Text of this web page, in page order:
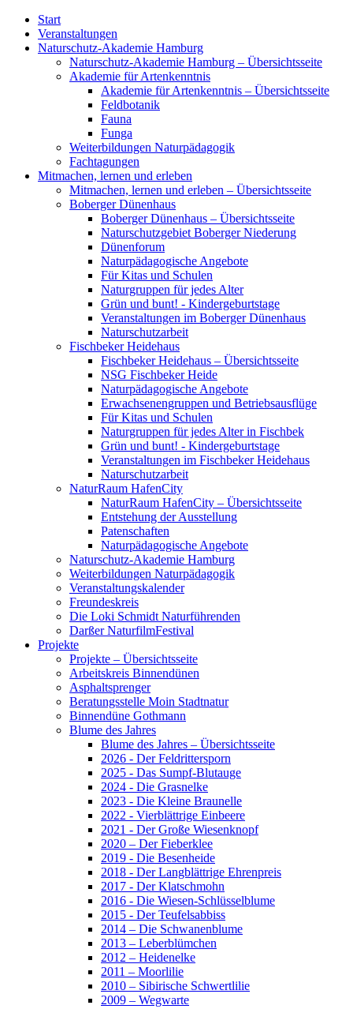
Start
Veranstaltungen
Naturschutz-Akademie Hamburg
Naturschutz-Akademie Hamburg – Übersichtsseite
Akademie für Artenkenntnis
Akademie für Artenkenntnis – Übersichtsseite
Feldbotanik
Fauna
Funga
Weiterbildungen Naturpädagogik
Fachtagungen
Mitmachen, lernen und erleben
Mitmachen, lernen und erleben – Übersichtsseite
Boberger Dünenhaus
Boberger Dünenhaus – Übersichtsseite
Naturschutzgebiet Boberger Niederung
Dünenforum
Naturpädagogische Angebote
Für Kitas und Schulen
Naturgruppen für jedes Alter
Grün und bunt! - Kindergeburtstage
Veranstaltungen im Boberger Dünenhaus
Naturschutzarbeit
Fischbeker Heidehaus
Fischbeker Heidehaus – Übersichtsseite
NSG Fischbeker Heide
Naturpädagogische Angebote
Erwachsenengruppen und Betriebsausflüge
Für Kitas und Schulen
Naturgruppen für jedes Alter in Fischbek
Grün und bunt! - Kindergeburtstage
Veranstaltungen im Fischbeker Heidehaus
Naturschutzarbeit
NaturRaum HafenCity
NaturRaum HafenCity – Übersichtsseite
Entstehung der Ausstellung
Patenschaften
Naturpädagogische Angebote
Naturschutz-Akademie Hamburg
Weiterbildungen Naturpädagogik
Veranstaltungskalender
Freundeskreis
Die Loki Schmidt Naturführenden
Darßer NaturfilmFestival
Projekte
Projekte – Übersichtsseite
Arbeitskreis Binnendünen
Asphaltsprenger
Beratungsstelle Moin Stadtnatur
Binnendüne Gothmann
Blume des Jahres
Blume des Jahres – Übersichtsseite
2026 - Der Feldrittersporn
2025 - Das Sumpf-Blutauge
2024 - Die Grasnelke
2023 - Die Kleine Braunelle
2022 - Vierblättrige Einbeere
2021 - Der Große Wiesenknopf
2020 – Der Fieberklee
2019 - Die Besenheide
2018 - Der Langblättrige Ehrenpreis
2017 - Der Klatschmohn
2016 - Die Wiesen-Schlüsselblume
2015 - Der Teufelsabbiss
2014 – Die Schwanenblume
2013 – Leberblümchen
2012 – Heidenelke
2011 – Moorlilie
2010 – Sibirische Schwertlilie
2009 – Wegwarte